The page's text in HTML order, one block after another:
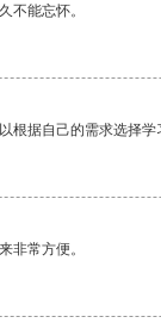
不能忘怀。
根据自己的需求选择学
非常方便。